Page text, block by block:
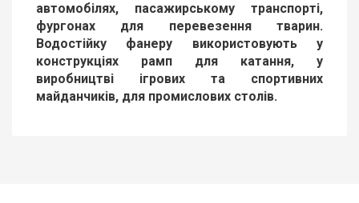
автомобілях, пасажирському транспорті,
фургонах для перевезення тварин.
Водостійку фанеру використовують у
конструкціях рамп для катання, у
виробництві ігрових та спортивних
майданчиків, для промислових столів.